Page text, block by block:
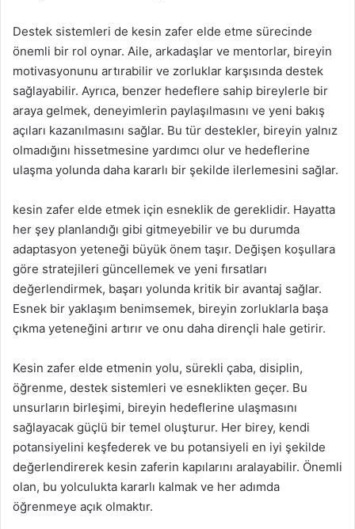
Destek sistemleri de kesin zafer elde etme sürecinde
önemli bir rol oynar. Aile, arkadaşlar ve mentorlar, bireyin
motivasyonunu artırabilir ve zorluklar karşısında destek
sağlayabilir. Ayrıca, benzer hedeflere sahip bireylerle bir
araya gelmek, deneyimlerin paylaşılmasını ve yeni bakış
açıları kazanılmasını sağlar. Bu tür destekler, bireyin yalnız
olmadığını hissetmesine yardımcı olur ve hedeflerine
ulaşma yolunda daha kararlı bir şekilde ilerlemesini sağlar.
kesin zafer elde etmek için esneklik de gereklidir. Hayatta
her şey planlandığı gibi gitmeyebilir ve bu durumda
adaptasyon yeteneği büyük önem taşır. Değişen koşullara
göre stratejileri güncellemek ve yeni fırsatları
değerlendirmek, başarı yolunda kritik bir avantaj sağlar.
Esnek bir yaklaşım benimsemek, bireyin zorluklarla başa
çıkma yeteneğini artırır ve onu daha dirençli hale getirir.
Kesin zafer elde etmenin yolu, sürekli çaba, disiplin,
öğrenme, destek sistemleri ve esneklikten geçer. Bu
unsurların birleşimi, bireyin hedeflerine ulaşmasını
sağlayacak güçlü bir temel oluşturur. Her birey, kendi
potansiyelini keşfederek ve bu potansiyeli en iyi şekilde
değerlendirerek kesin zaferin kapılarını aralayabilir. Önemli
olan, bu yolculukta kararlı kalmak ve her adımda
öğrenmeye açık olmaktır.